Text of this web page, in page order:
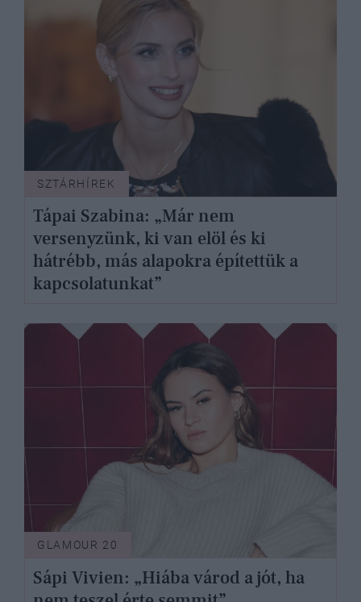
SZTÁRHÍREK
Tápai Szabina: „Már nem
versenyzünk, ki van elöl és ki
hátrébb, más alapokra építettük a
kapcsolatunkat”
GLAMOUR 20
Sápi Vivien: „Hiába várod a jót, ha